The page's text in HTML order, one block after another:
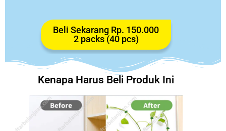
Beli Sekarang Rp. 150.000
2 packs (40 pcs)
Kenapa Harus Beli Produk Ini